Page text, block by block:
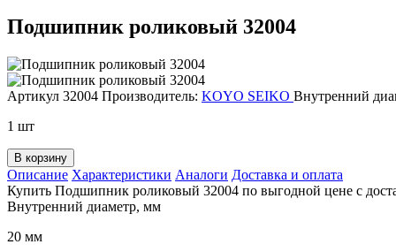
Подшипник роликовый 32004
Артикул 32004 Производитель: KOYO SEIKO Внутренний
1 шт
В корзину
Описание Характеристики Аналоги Доставка и оплата
Купить Подшипник роликовый 32004 по выгодной цене с
Внутренний диаметр, мм
20 мм